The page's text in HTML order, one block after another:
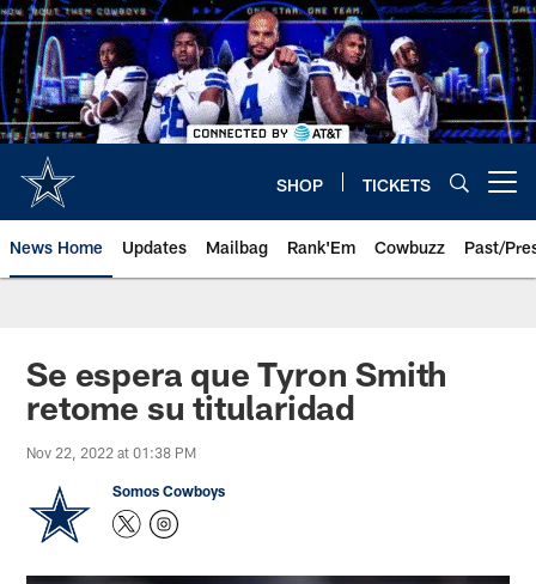
Skip
to
main
content
SHOP TICKETS
News Home Updates Mailbag Rank'Em Cowbuzz Past/
Se espera que Tyron Smith
retome su titularidad
Nov 22, 2022 at 01:38 PM
Somos Cowboys